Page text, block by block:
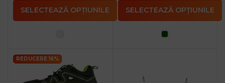
SELECTEAZĂ OPȚIUNILE SELECTEAZĂ OPȚIUNILE
REDUCERE 16%